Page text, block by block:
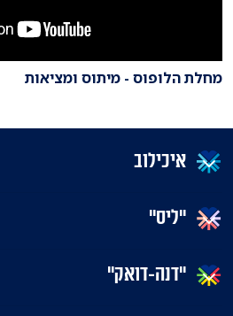
מחלת הלופוס - מיתוס ומציאות
איכילוב
"ליס"
"דנה-דואק"